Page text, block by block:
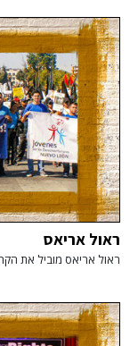
ראול אריאס
ראול אריאס מוביל את